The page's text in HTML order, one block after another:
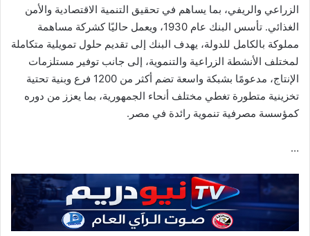
الزراعي والريفي، بما يساهم في تحقيق التنمية الاقتصادية والأمن
الغذائي. تأسس البنك عام 1930، ويعمل حاليًا كشركة مساهمة
مملوكة بالكامل للدولة، يهدف البنك إلى تقديم حلول تمويلية متكاملة
لمختلف الأنشطة الزراعية والتنموية، إلى جانب توفير مستلزمات
الإنتاج، مدعومًا بشبكة واسعة تضم أكثر من 1200 فرع وبنية تحتية
تخزينية متطورة تغطي مختلف أنحاء الجمهورية، بما يعزز من دوره
كمؤسسة مصرفية تنموية رائدة في مصر.
…